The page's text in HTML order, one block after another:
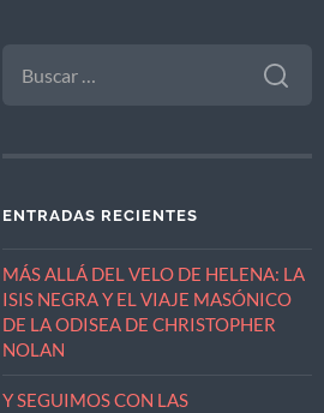
ENTRADAS RECIENTES
MÁS ALLÁ DEL VELO DE HELENA: LA
ISIS NEGRA Y EL VIAJE MASÓNICO
DE LA ODISEA DE CHRISTOPHER
NOLAN
Y SEGUIMOS CON LAS